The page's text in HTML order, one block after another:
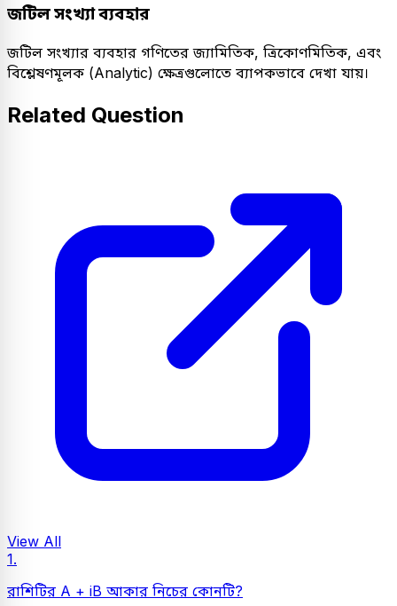
জটিল সংখ্যা ব্যবহার
জটিল সংখ্যার ব্যবহার গণিতের জ্যামিতিক, ত্রিকোণমিতিক, এবং
বিশ্লেষণমূলক (Analytic) ক্ষেত্রগুলোতে ব্যাপকভাবে দেখা যায়।
Related Question
View All
1.
রাশিটির A + iB আকার নিচের কোনটি?